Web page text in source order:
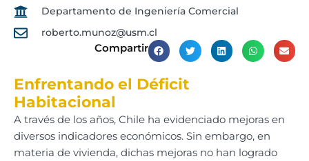
Departamento de Ingeniería Comercial
roberto.munoz@usm.cl
Compartir
Enfrentando el Déficit
Habitacional
A través de los años, Chile ha evidenciado mejoras en
diversos indicadores económicos. Sin embargo, en
materia de vivienda, dichas mejoras no han logrado